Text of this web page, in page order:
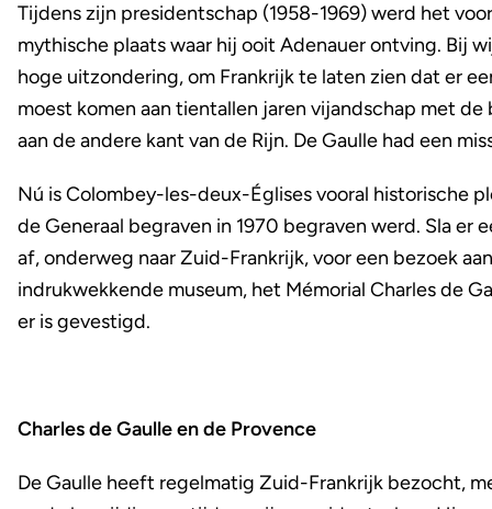
Tijdens zijn presidentschap (1958-1969) werd het
mythische plaats waar hij ooit Adenauer ontving. Bij
hoge uitzondering, om Frankrijk te laten zien dat er
moest komen aan tientallen jaren vijandschap met de
aan de andere kant van de Rijn. De Gaulle had een
Nú is Colombey-les-deux-Églises vooral historische
de Generaal begraven in 1970 begraven werd. Sla er
af, onderweg naar Zuid-Frankrijk, voor een bezoek
indrukwekkende museum, het Mémorial Charles de
er is gevestigd.
Charles de Gaulle en de Provence
De Gaulle heeft regelmatig Zuid-Frankrijk bezocht,